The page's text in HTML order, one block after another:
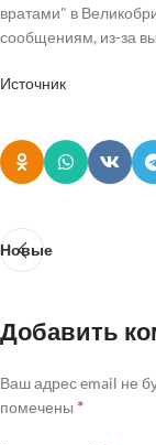
вратами" в
сообщениям, из-за
Источник
Новые
Добавить
Ваш адрес email не
помечены *